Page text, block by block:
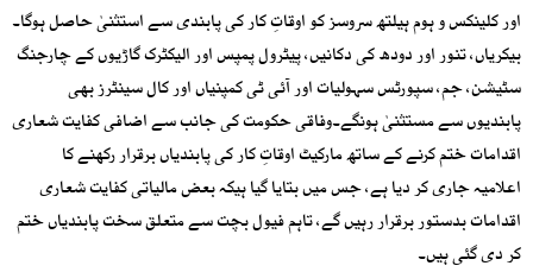
اور کلینکس و ہوم ہیلتھ سروسز کو اوقاتِ کار کی پابندی سے استثنیٰ حاصل ہوگا۔
بیکریاں، تنور اور دودھ کی دکانیں، پیٹرول پمپس اور الیکٹرک گاڑیوں کے چارجنگ
سٹیشن، جم، سپورٹس سہولیات اور آئی ٹی کمپنیاں اور کال سینٹرز بھی
پابندیوں سے مستثنیٰ ہونگے۔وفاقی حکومت کی جانب سے اضافی کفایت شعاری
اقدامات ختم کرنے کے ساتھ مارکیٹ اوقاتِ کار کی پابندیاں برقرار رکھنے کا
اعلامیہ جاری کر دیا ہے، جس میں بتایا گیا ہیکہ بعض مالیاتی کفایت شعاری
اقدامات بدستور برقرار رہیں گے، تاہم فیول بچت سے متعلق سخت پابندیاں ختم
کر دی گئی ہیں۔